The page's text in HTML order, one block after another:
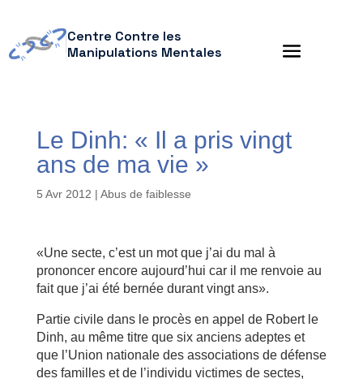
Centre Contre les
Manipulations Mentales
Le Dinh: « Il a pris vingt
ans de ma vie »
5 Avr 2012 | Abus de faiblesse
«Une secte, c’est un mot que j’ai du mal à
prononcer encore aujourd’hui car il me renvoie au
fait que j’ai été bernée durant vingt ans».
Partie civile dans le procès en appel de Robert le
Dinh, au même titre que six anciens adeptes et
que l’Union nationale des associations de défense
des familles et de l’individu victimes de sectes,